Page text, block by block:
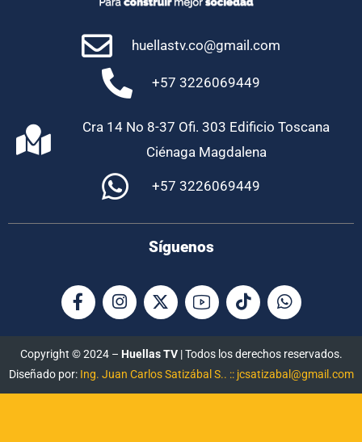
huellastv.co@gmail.com
+57 3226069449
Cra 14 No 8-37 Ofi. 303 Edificio Toscana
Ciénaga Magdalena
+57 3226069449
Síguenos
Copyright © 2024 – Huellas TV| Todos los derechos reservados.
Diseñado por: Ing. Juan Carlos Satizábal S.. :: jcsatizabal@gmail.com